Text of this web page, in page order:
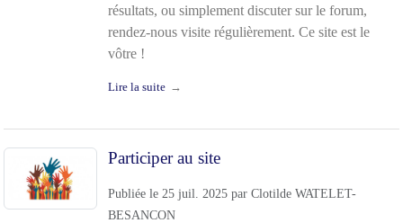
résultats, ou simplement discuter sur le forum,
rendez-nous visite régulièrement. Ce site est le
vôtre !
Lire la suite
Participer au site
Publiée le 25 juil. 2025 par Clotilde WATELET-
BESANCON